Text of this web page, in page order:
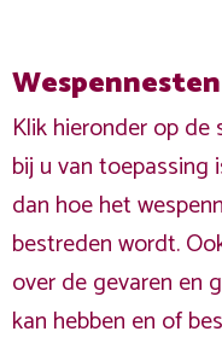
Klik hieronder op
bij u van toepassing
dan hoe het
bestreden wordt.
over de gevaren en
kan hebben en of